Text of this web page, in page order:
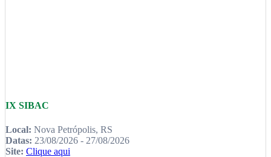
IX SIBAC
Local: Nova Petrópolis, RS
Datas: 23/08/2026 - 27/08/2026
Site: Clique aqui